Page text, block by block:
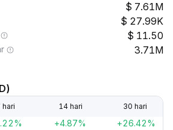
7.61M
27.99K
11.50
3.71M
hari 14 hari 30 hari
+4.87% +26.42%